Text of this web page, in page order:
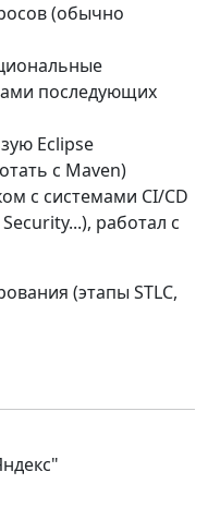
(обычно
последующих
Eclipse
с Maven)
с системами CI/CD
работал с
(этапы STLC,